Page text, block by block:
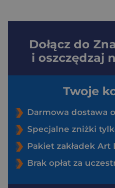
Dołącz do
i oszczędzaj
Twoje
Darmowa dostawa
Specjalne zniżki
Pakiet zakładek Art
Brak opłat za